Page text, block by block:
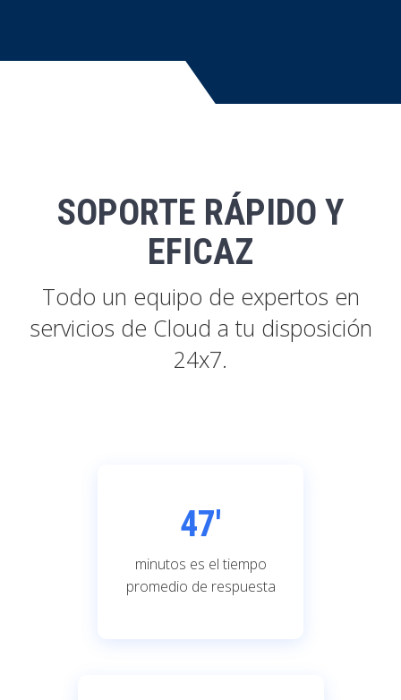
SOPORTE RÁPIDO Y
EFICAZ
Todo un equipo de expertos en
servicios de Cloud a tu disposición
24x7.
47'
minutos es el tiempo
promedio de respuesta